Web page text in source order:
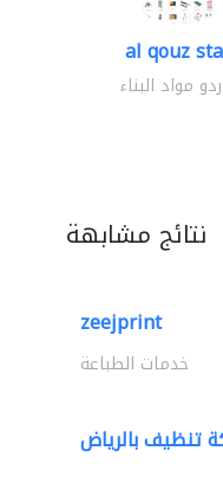
al qouz
مواد البناء
نتائج مشابهة
zeejprint
خدمات الطباعة